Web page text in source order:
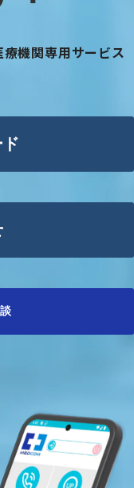
機関専用サービス